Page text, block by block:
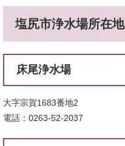
塩尻市浄水場所在地
床尾浄水場
大字宗賀1683番地2
電話：0263-52-2037